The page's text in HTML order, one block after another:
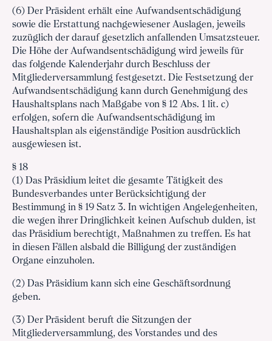
(6) Der Präsident erhält eine Aufwandsentschädigung
sowie die Erstattung nachgewiesener Auslagen, jeweils
zuzüglich der darauf gesetzlich anfallenden Umsatzsteuer.
Die Höhe der Aufwandsentschädigung wird jeweils für
das folgende Kalenderjahr durch Beschluss der
Mitgliederversammlung festgesetzt. Die Festsetzung der
Aufwandsentschädigung kann durch Genehmigung des
Haushaltsplans nach Maßgabe von § 12 Abs. 1 lit. c)
erfolgen, sofern die Aufwandsentschädigung im
Haushaltsplan als eigenständige Position ausdrücklich
ausgewiesen ist.
§ 18
(1) Das Präsidium leitet die gesamte Tätigkeit des
Bundesverbandes unter Berücksichtigung der
Bestimmung in § 19 Satz 3. In wichtigen Angelegenheiten,
die wegen ihrer Dringlichkeit keinen Aufschub dulden, ist
das Präsidium berechtigt, Maßnahmen zu treffen. Es hat
in diesen Fällen alsbald die Billigung der zuständigen
Organe einzuholen.
(2) Das Präsidium kann sich eine Geschäftsordnung
geben.
(3) Der Präsident beruft die Sitzungen der
Mitgliederversammlung, des Vorstandes und des